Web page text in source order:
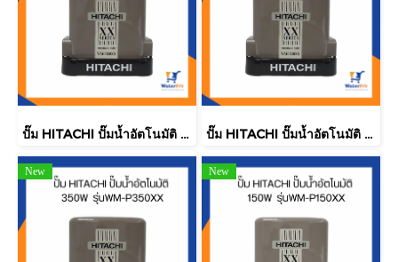
ปั๊ม HITACHI ปั๊มน้ำอัตโนมัติ 200W รุ่นWM-P200XX ปั๊ม HITACHI ปั๊มน้ำอัตโนมัติ 250W รุ่นWM-P250XX
New New